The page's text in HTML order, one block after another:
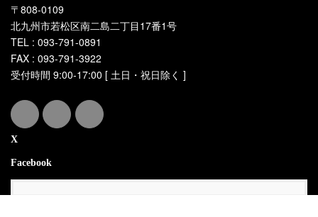
〒808-0109
北九州市若松区南二島二丁目17番1号
TEL : 093-791-0891
FAX : 093-791-3922
受付時間 9:00-17:00 [ 土日・祝日除く ]
X
Facebook